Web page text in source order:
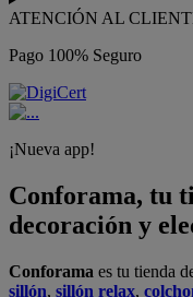
ATENCIÓN AL
Pago 100% Seguro
¡Nueva app!
Conforama, tu
decoración y
Conforama es tu tienda
sillón, sillón relax,